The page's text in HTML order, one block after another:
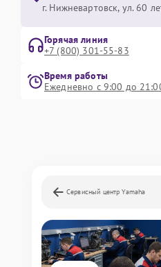
г. Нижневартовск, ул. 60
Горячая линия
+7 (800) 301-55-83
Время работы
Ежедневно с 9:00 до
Сервисный центр Yamaha